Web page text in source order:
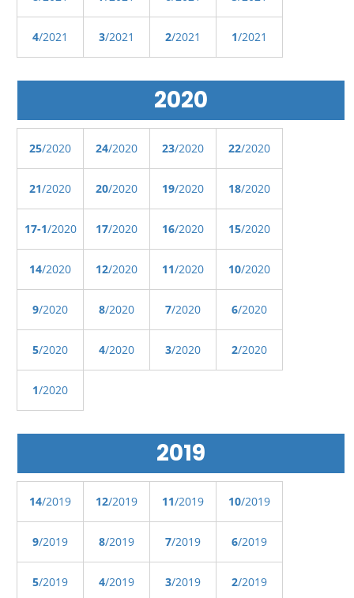
4/2021 3/2021 2/2021 1/2021
2020
25/2020 24/2020 23/2020 22/2020
21/2020 20/2020 19/2020 18/2020
17-1/2020 17/2020 16/2020 15/2020
14/2020 12/2020 11/2020 10/2020
9/2020 8/2020 7/2020 6/2020
5/2020 4/2020 3/2020 2/2020
1/2020
2019
14/2019 12/2019 11/2019 10/2019
9/2019 8/2019 7/2019 6/2019
5/2019 4/2019 3/2019 2/2019